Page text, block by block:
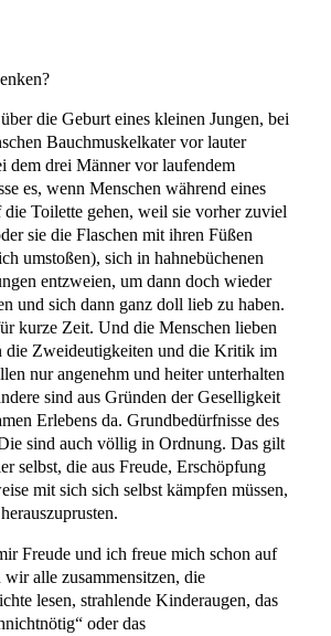
die Geburt eines kleinen Jungen, bei
Bauchmuskelkater vor lauter
dem drei Männer vor laufendem
es, wenn Menschen während eines
die Toilette gehen, weil sie vorher zuviel
sie die Flaschen mit ihren Füßen
umstoßen), sich in hahnebüchenen
entzweien, um dann doch wieder
und sich dann ganz doll lieb zu haben.
kurze Zeit. Und die Menschen lieben
die Zweideutigkeiten und die Kritik im
nur angenehm und heiter unterhalten
sind aus Gründen der Geselligkeit
Erlebens da. Grundbedürfnisse des
sind auch völlig in Ordnung. Das gilt
selbst, die aus Freude, Erschöpfung
mit sich sich selbst kämpfen müssen,
Freude und ich freue mich schon auf
wir alle zusammensitzen, die
lesen, strahlende Kinderaugen, das
oder das